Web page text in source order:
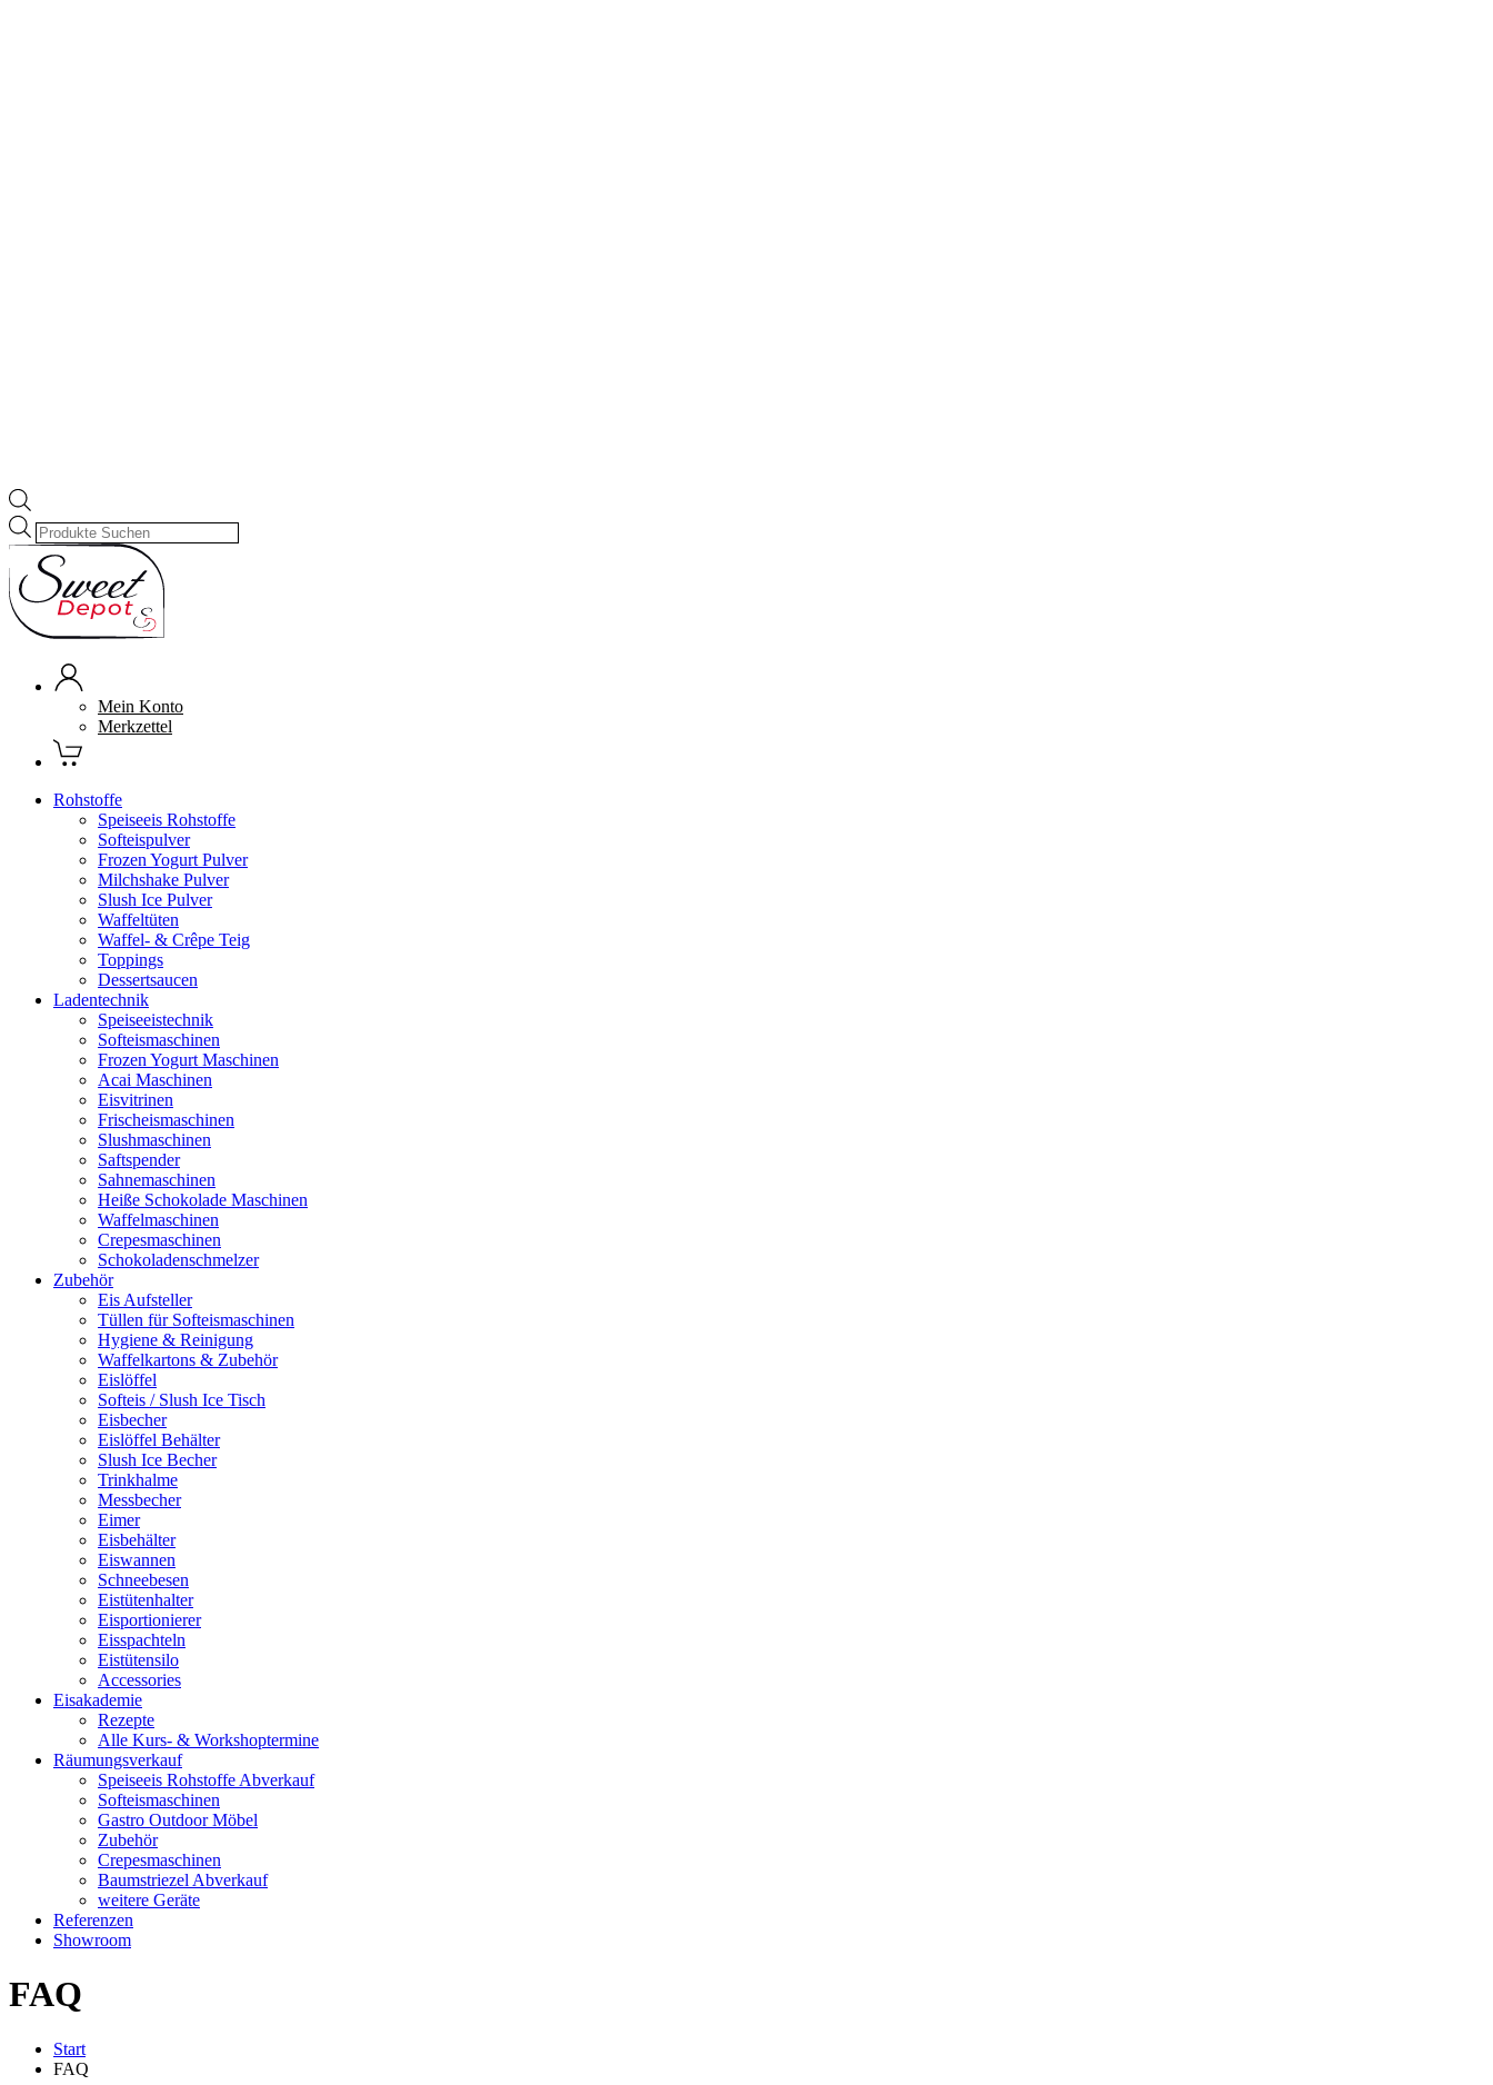
Products
search
Mein Konto
Merkzettel
Rohstoffe
Speiseeis Rohstoffe
Softeispulver
Frozen Yogurt Pulver
Milchshake Pulver
Slush Ice Pulver
Waffeltüten
Waffel- & Crêpe Teig
Toppings
Dessertsaucen
Ladentechnik
Speiseeistechnik
Softeismaschinen
Frozen Yogurt Maschinen
Acai Maschinen
Eisvitrinen
Frischeismaschinen
Slushmaschinen
Saftspender
Sahnemaschinen
Heiße Schokolade Maschinen
Waffelmaschinen
Crepesmaschinen
Schokoladenschmelzer
Zubehör
Eis Aufsteller
Tüllen für Softeismaschinen
Hygiene & Reinigung
Waffelkartons & Zubehör
Eislöffel
Softeis / Slush Ice Tisch
Eisbecher
Eislöffel Behälter
Slush Ice Becher
Trinkhalme
Messbecher
Eimer
Eisbehälter
Eiswannen
Schneebesen
Eistütenhalter
Eisportionierer
Eisspachteln
Eistütensilo
Accessories
Eisakademie
Rezepte
Alle Kurs- & Workshoptermine
Räumungsverkauf
Speiseeis Rohstoffe Abverkauf
Softeismaschinen
Gastro Outdoor Möbel
Zubehör
Crepesmaschinen
Baumstriezel Abverkauf
weitere Geräte
Referenzen
Showroom
FAQ
Start
FAQ